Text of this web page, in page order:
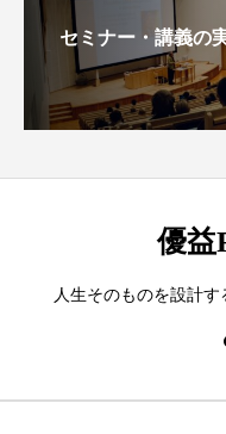
セミナー・講義の
優益
人生そのものを設計す